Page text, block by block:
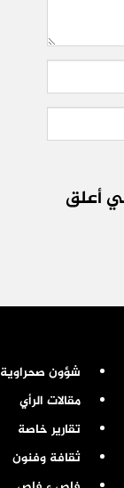
أعلق
شؤون صحراوية
مقالات الرأي
تقارير خاصة
ثقافة وفنون